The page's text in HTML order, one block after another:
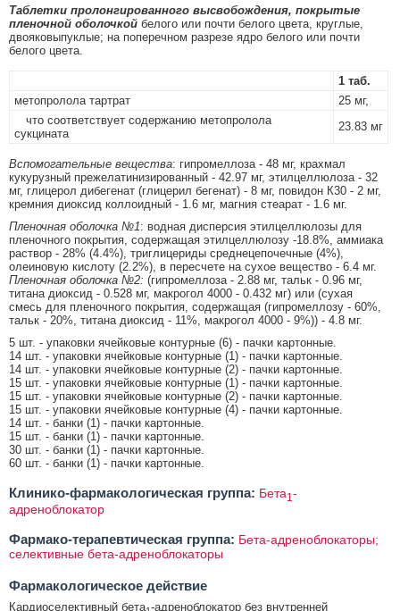
Таблетки пролонгированного высвобождения, покрытые
пленочной оболочкой белого или почти белого цвета, круглые,
двояковыпуклые; на поперечном разрезе ядро белого или почти
белого цвета.
1 таб.
метопролола тартрат
25 мг,
что соответствует содержанию метопролола
сукцината
23.83 мг
Вспомогательные вещества: гипромеллоза - 48 мг, крахмал
кукурузный прежелатинизированный - 42.97 мг, этилцеллюлоза - 32
мг, глицерол дибегенат (глицерил бегенат) - 8 мг, повидон К30 - 2 мг,
кремния диоксид коллоидный - 1.6 мг, магния стеарат - 1.6 мг.
Пленочная оболочка №1: водная дисперсия этилцеллюлозы для
пленочного покрытия, содержащая этилцеллюлозу -18.8%, аммиака
раствор - 28% (4.4%), триглицериды среднецепочечные (4%),
олеиновую кислоту (2.2%), в пересчете на сухое вещество - 6.4 мг.
Пленочная оболочка №2: (гипромеллоза - 2.88 мг, тальк - 0.96 мг,
титана диоксид - 0.528 мг, макрогол 4000 - 0.432 мг) или (сухая
смесь для пленочного покрытия, содержащая (гипромеллозу - 60%,
тальк - 20%, титана диоксид - 11%, макрогол 4000 - 9%)) - 4.8 мг.
5 шт. - упаковки ячейковые контурные (6) - пачки картонные.
14 шт. - упаковки ячейковые контурные (1) - пачки картонные.
14 шт. - упаковки ячейковые контурные (2) - пачки картонные.
15 шт. - упаковки ячейковые контурные (1) - пачки картонные.
15 шт. - упаковки ячейковые контурные (2) - пачки картонные.
15 шт. - упаковки ячейковые контурные (4) - пачки картонные.
14 шт. - банки (1) - пачки картонные.
15 шт. - банки (1) - пачки картонные.
30 шт. - банки (1) - пачки картонные.
60 шт. - банки (1) - пачки картонные.
Клинико-фармакологическая группа: Бета1 -
адреноблокатор
Фармако-терапевтическая группа: Бета-адреноблокаторы;
селективные бета-адреноблокаторы
Фармакологическое действие
Кардиоселективный бета -адреноблокатор без внутренней